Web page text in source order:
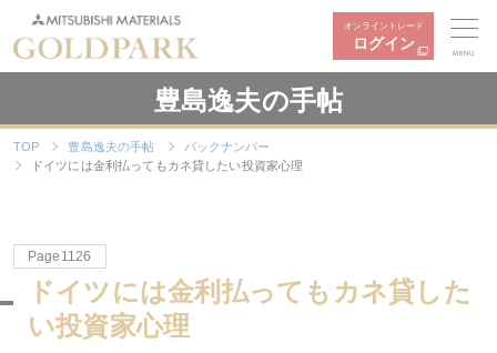
オンライントレード
ログイン
MENU
豊島逸夫の手帖
TOP 豊島逸夫の手帖
バックナンバー
ドイツには金利払ってもカネ貸したい投資家心理
Page1126
ドイツには金利払ってもカネ貸した
い投資家心理